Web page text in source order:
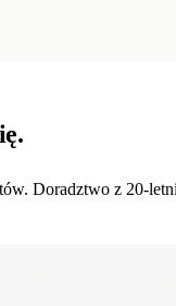
Doradztwo z 20-